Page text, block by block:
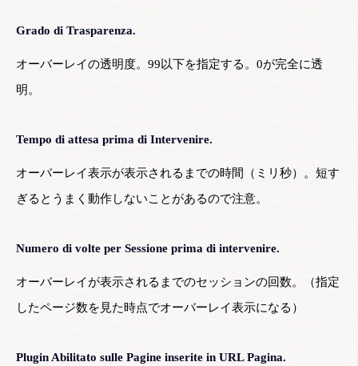
Grado di Trasparenza.
オーバーレイの透明度。99以下を指定する。0が完全に透
明。
Tempo di attesa prima di Intervenire.
オーバーレイ表示が表示されるまでの時間（ミリ秒）。短す
ぎるとうまく動作しないことがあるので注意。
Numero di volte per Sessione prima di intervenire.
オーバーレイが表示されるまでのセッションの回数。（指定
したページ数を見た時点でオーバーレイ表示になる）
Plugin Abilitato sulle Pagine inserite in URL Pagina.